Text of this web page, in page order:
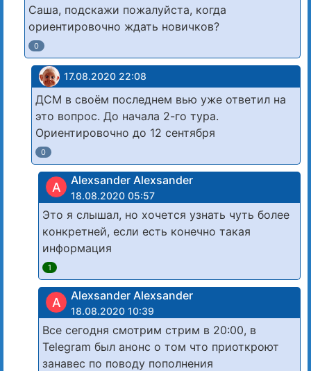
Саша, подскажи пожалуйста, когда
ориентировочно ждать новичков?
0
17.08.2020 22:08
ДСМ в своём последнем вью уже ответил на
это вопрос. До начала 2-го тура.
Ориентировочно до 12 сентября
0
A Alexsander Alexsander
18.08.2020 05:57
Это я слышал, но хочется узнать чуть более
конкретней, если есть конечно такая
информация
1
A Alexsander Alexsander
18.08.2020 10:39
Все сегодня смотрим стрим в 20:00, в
Telegram был анонс о том что приоткроют
занавес по поводу пополнения